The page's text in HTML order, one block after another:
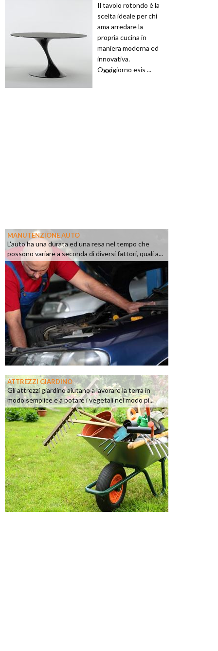
Il tavolo rotondo è la
scelta ideale per chi
ama arredare la
propria cucina in
maniera moderna ed
innovativa.
Oggigiorno esis ...
MANUTENZIONE AUTO
L'auto ha una durata ed una resa nel tempo che
possono variare a seconda di diversi fattori, quali a...
ATTREZZI GIARDINO
Gli attrezzi giardino aiutano a lavorare la terra in
modo semplice e a potare i vegetali nel modo pi...